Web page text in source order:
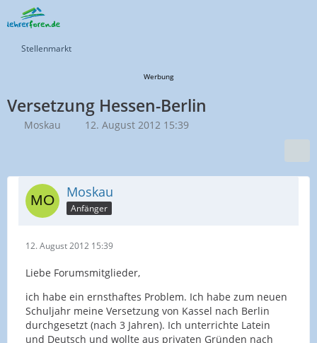
Stellenmarkt
Werbung
Versetzung Hessen-Berlin
Moskau 12. August 2012 15:39
Moskau
Anfänger
12. August 2012 15:39
Liebe Forumsmitglieder,
ich habe ein ernsthaftes Problem. Ich habe zum neuen
Schuljahr meine Versetzung von Kassel nach Berlin
durchgesetzt (nach 3 Jahren). Ich unterrichte Latein
und Deutsch und wollte aus privaten Gründen nach